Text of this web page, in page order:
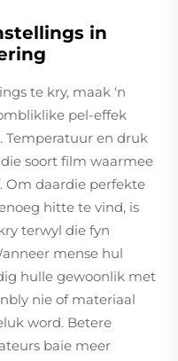
in
te kry, maak 'n
pel-effek
Temperatuur en druk
soort film waarmee
Om daardie perfekte
hitte te vind, is
terwyl die fyn
mense hul
hulle gewoonlik met
nie of materiaal
word. Betere
baie meer